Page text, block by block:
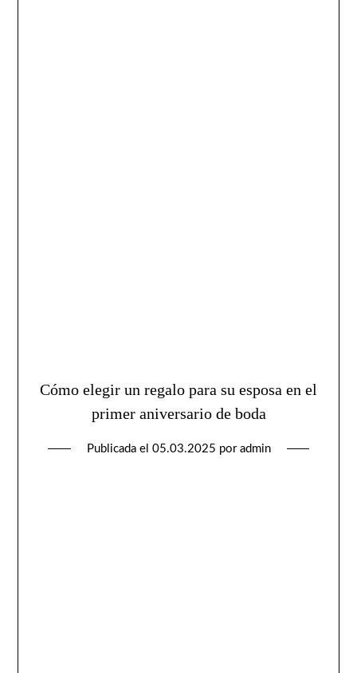
Cómo elegir un regalo para su esposa en el
primer aniversario de boda
Publicada el 05.03.2025 por admin